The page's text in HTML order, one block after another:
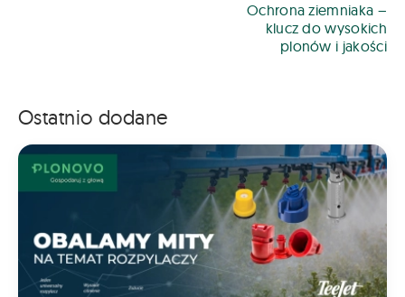
Ochrona ziemniaka –
klucz do wysokich
plonów i jakości
Ostatnio dodane